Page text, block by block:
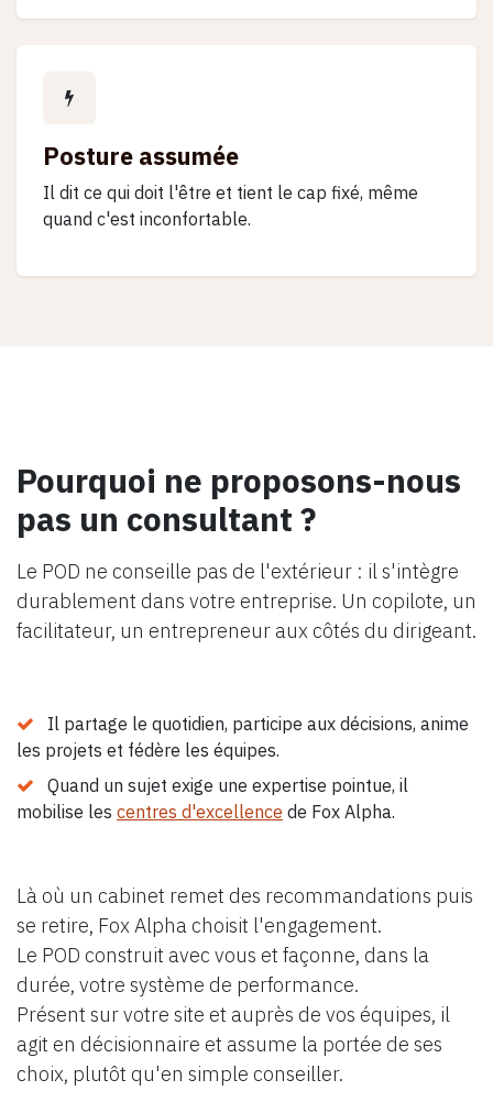
Posture assumée
Il dit ce qui doit l'être et tient le cap fixé, même
quand c'est inconfortable.
Pourquoi ne proposons-nous
pas un consultant ?
Le POD ne conseille pas de l'extérieur : il s'intègre
durablement dans votre entreprise. Un copilote, un
facilitateur, un entrepreneur aux côtés du dirigeant.
Il partage le quotidien, participe aux décisions, anime
les projets et fédère les équipes.
Quand un sujet exige une expertise pointue, il
mobilise les centres d'excellence de Fox Alpha.
Là où un cabinet remet des recommandations puis
se retire, Fox Alpha choisit l'engagement.
Le POD construit avec vous et façonne, dans la
durée, votre système de performance.
Présent sur votre site et auprès de vos équipes, il
agit en décisionnaire et assume la portée de ses
choix, plutôt qu'en simple conseiller.